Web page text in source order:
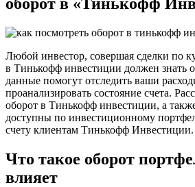
Любой инвестор, совершая сделки по
в Тинькофф инвестиции должен знать
данные помогут отследить ваши
проанализировать состояние счета.
оборот в Тинькофф инвестиции, а
доступны по инвестиционному
счету клиентам Тинькофф Инвестиции.
Что такое оборот
влияет